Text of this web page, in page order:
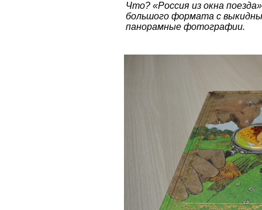
Что? «Россия из окна
большого формата с
панорамные фотографии.